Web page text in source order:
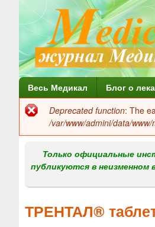
Г
л
н
м
Весь Медикал Блог о
Сообщение
об
ошибке
Deprecated function: The
/var/www/admini/data/
Только официальные
публикуются в неизменном
ТРЕНТАЛ®